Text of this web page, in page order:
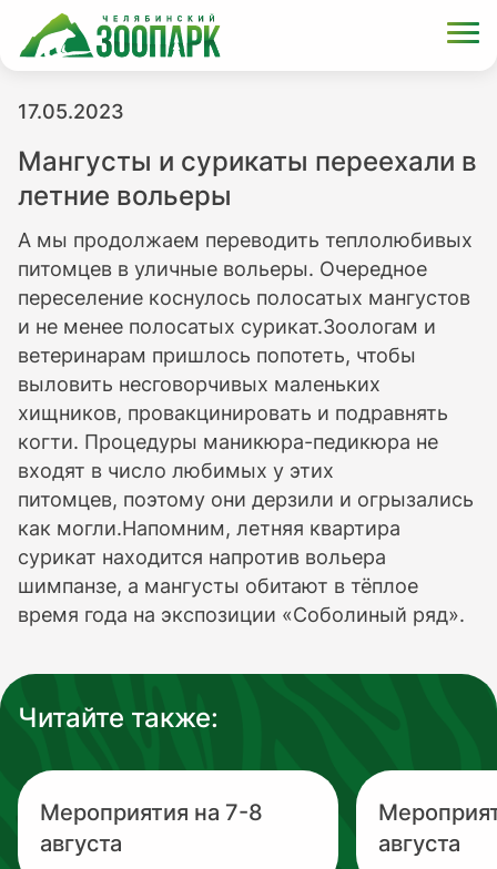
17.05.2023
Мангусты и сурикаты переехали в
летние вольеры
А мы продолжаем переводить теплолюбивых
питомцев в уличные вольеры. Очередное
переселение коснулось полосатых мангустов
и не менее полосатых сурикат.Зоологам и
ветеринарам пришлось попотеть, чтобы
выловить несговорчивых маленьких
хищников, провакцинировать и подравнять
когти. Процедуры маникюра-педикюра не
входят в число любимых у этих
питомцев, поэтому они дерзили и огрызались
как могли.Напомним, летняя квартира
сурикат находится напротив вольера
шимпанзе, а мангусты обитают в тёплое
время года на экспозиции «Соболиный ряд».
Читайте также:
Мероприятия на 7-8
августа
августа